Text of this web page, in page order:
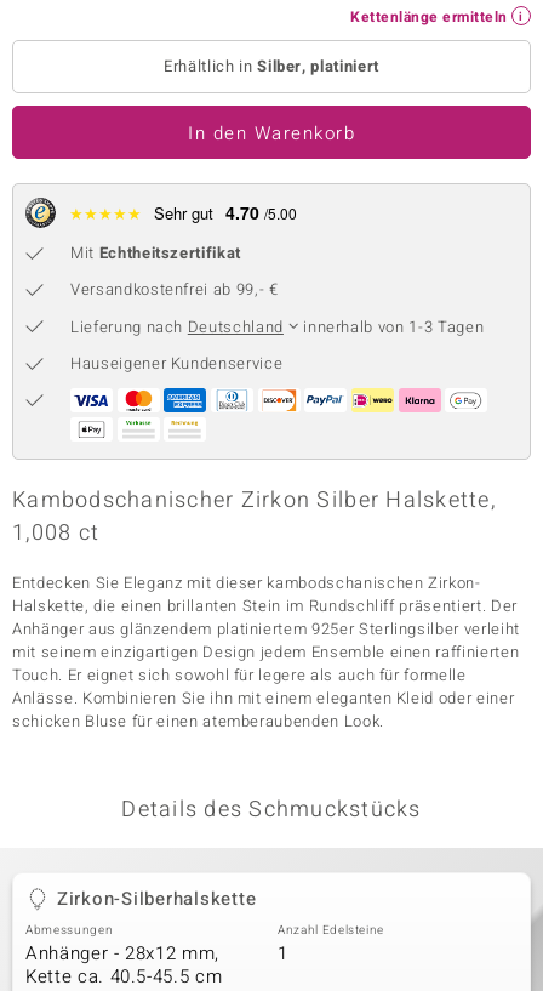
Collection
BY DE MELO
Collection
Classics
Kettenlänge ermitteln
Erhältlich inSilber, platiniert
In den Warenkorb
★★★★★ Sehr gut 4.70 /5.00
Mit Echtheitszertifikat
Versandkostenfrei ab 99,- €
Lieferung nach Deutschland
innerhalb von 1-3 Tagen
Hauseigener Kundenservice
Kambodschanischer Zirkon Silber Halskette,
1,008 ct
Entdecken Sie Eleganz mit dieser kambodschanischen Zirkon-
Halskette, die einen brillanten Stein im Rundschliff präsentiert. Der
Anhänger aus glänzendem platiniertem 925er Sterlingsilber verleiht
mit seinem einzigartigen Design jedem Ensemble einen raffinierten
Touch. Er eignet sich sowohl für legere als auch für formelle
Anlässe. Kombinieren Sie ihn mit einem eleganten Kleid oder einer
schicken Bluse für einen atemberaubenden Look.
Details des Schmuckstücks
Zirkon-Silberhalskette
Abmessungen
Anhänger - 28x12 mm,
Kette ca. 40.5-45.5 cm
Anzahl Edelsteine
1